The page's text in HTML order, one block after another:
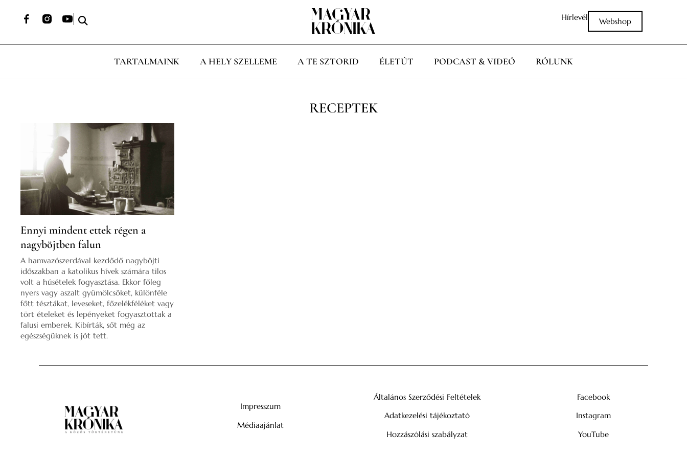
Hírlevél Webshop
TARTALMAINK A HELY SZELLEME A TE SZTORID ÉLETÚT PODCAST & VIDEÓ RÓLUNK
RECEPTEK
Ennyi mindent ettek régen a
nagyböjtben falun
A hamvazószerdával kezdődő nagyböjti
időszakban a katolikus hívek számára tilos
volt a húsételek fogyasztása. Ekkor főleg
nyers vagy aszalt gyümölcsöket, különféle
főtt tésztákat, leveseket, főzelékféléket vagy
tört ételeket és lepényeket fogyasztottak a
falusi emberek. Kibírták, sőt még az
egészségüknek is jót tett.
Impresszum
Médiaajánlat
Általános Szerződési Feltételek
Adatkezelési tájékoztató
Hozzászólási szabályzat
Facebook
Instagram
YouTube